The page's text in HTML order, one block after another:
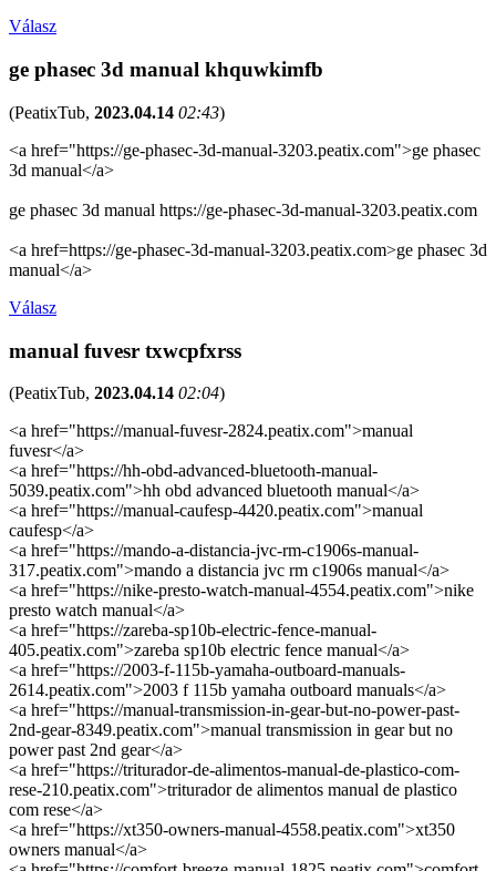
Válasz
ge phasec 3d manual khquwkimfb
(PeatixTub, 2023.04.14 02:43)
<a href="https://ge-phasec-3d-manual-3203.peatix.com">ge phasec
3d manual</a>
ge phasec 3d manual https://ge-phasec-3d-manual-3203.peatix.com
<a href=https://ge-phasec-3d-manual-3203.peatix.com>ge phasec 3d
manual</a>
Válasz
manual fuvesr txwcpfxrss
(PeatixTub, 2023.04.14 02:04)
<a href="https://manual-fuvesr-2824.peatix.com">manual
fuvesr</a>
<a href="https://hh-obd-advanced-bluetooth-manual-
5039.peatix.com">hh obd advanced bluetooth manual</a>
<a href="https://manual-caufesp-4420.peatix.com">manual
caufesp</a>
<a href="https://mando-a-distancia-jvc-rm-c1906s-manual-
317.peatix.com">mando a distancia jvc rm c1906s manual</a>
<a href="https://nike-presto-watch-manual-4554.peatix.com">nike
presto watch manual</a>
<a href="https://zareba-sp10b-electric-fence-manual-
405.peatix.com">zareba sp10b electric fence manual</a>
<a href="https://2003-f-115b-yamaha-outboard-manuals-
2614.peatix.com">2003 f 115b yamaha outboard manuals</a>
<a href="https://manual-transmission-in-gear-but-no-power-past-
2nd-gear-8349.peatix.com">manual transmission in gear but no
power past 2nd gear</a>
<a href="https://triturador-de-alimentos-manual-de-plastico-com-
rese-210.peatix.com">triturador de alimentos manual de plastico
com rese</a>
<a href="https://xt350-owners-manual-4558.peatix.com">xt350
owners manual</a>